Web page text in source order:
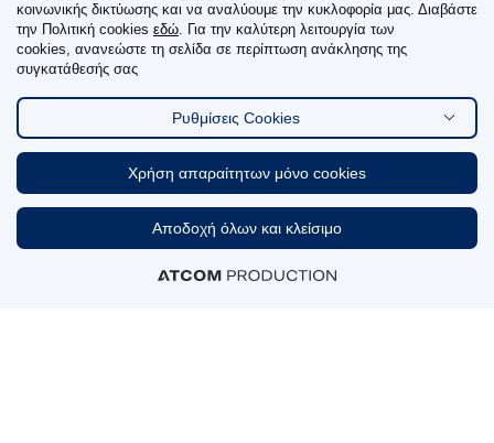
ΑΝΑΦΟΡΑ ΑΝΕΠΙΘΥΜΗΤΩΝ ΕΝΕΡΓΕΙΩΝ
ΦΑΡΜΑΚΩΝ
Στοιχεία επικοινωνίας αναφορών
ΑΚΟΛΟΥΘΗΣΤΕ ΜΑΣ
Linkedin
κοινωνικής δικτύωσης και να αναλύουμε την κυκλοφορία μας. Διαβάστε
την Πολιτική cookies εδώ. Για την καλύτερη λειτουργία των
cookies, ανανεώστε τη σελίδα σε περίπτωση ανάκλησης της
συγκατάθεσής σας
Ρυθμίσεις Cookies
Χρήση απαραίτητων μόνο cookies
Αποδοχή όλων και κλείσιμο